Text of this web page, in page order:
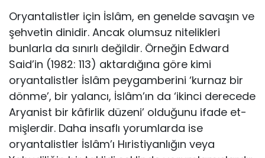
Oryantalistler için İslâm, en genelde savaşın ve
şehvetin dinidir. Ancak olum­suz nitelikleri
bunlarla da sınırlı değildir. Örneğin Edward
Said’in (1982: 113) ak­tardığına göre kimi
oryantalistler İslâm peygamberini ‘kurnaz bir
dönme’, bir ya­lancı, İslâm’ın da ‘ikinci derecede
Aryanist bir kâfirlik düzeni’ olduğunu ifade et­
mişlerdir. Daha insaflı yorumlarda ise
oryantalistler İslâm’ı Hıristiyanlığın veya